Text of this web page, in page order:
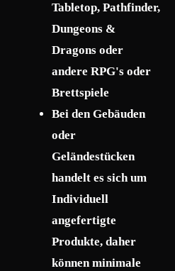
Tabletop, Pathfinder,
Dungeons &
Dragons oder
andere RPG's oder
Brettspiele
Bei den Gebäuden
oder
Geländestücken
handelt es sich um
Individuell
angefertigte
Produkte, daher
können minimale